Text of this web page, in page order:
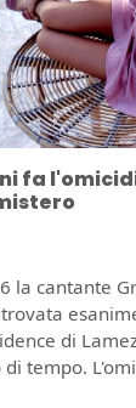
fa
la cantante
di
tempo.